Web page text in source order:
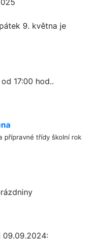
9. května je
17:00 hod..
přípravné třídy školní rok
09.09.2024: